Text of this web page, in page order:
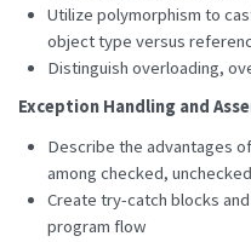
Utilize polymorphism to
object type versus
Distinguish overloading,
Exception Handling and
Describe the advantages
among checked,
Create try-catch blocks
program flow